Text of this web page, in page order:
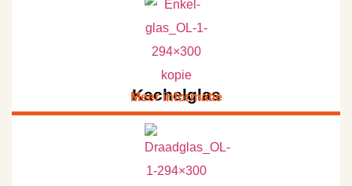
Kachelglas
Meer informatie